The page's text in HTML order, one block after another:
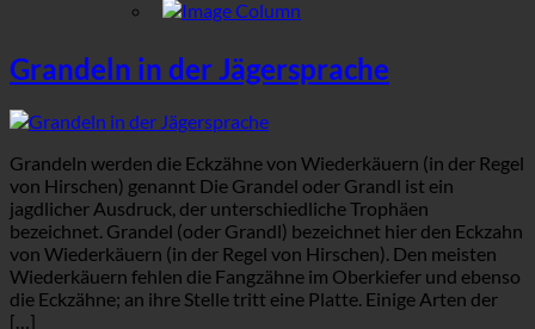
Grandeln in der Jägersprache
Grandeln werden die Eckzähne von Wiederkäuern (in der Regel
von Hirschen) genannt Die Grandel oder Grandl ist ein
jagdlicher Ausdruck, der unterschiedliche Trophäen
bezeichnet. Grandel (oder Grandl) bezeichnet hier den Eckzahn
von Wiederkäuern (in der Regel von Hirschen). Den meisten
Wiederkäuern fehlen die Fangzähne im Oberkiefer und ebenso
die Eckzähne; an ihre Stelle tritt eine Platte. Einige Arten der
[…]